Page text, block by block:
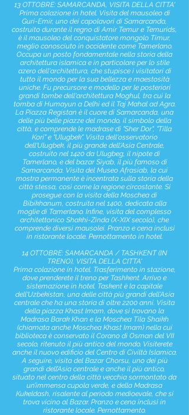
13 OTTOBRE: SAMARCANDA, VISITA DELLA CITTA'
Prima colazione in hotel. Visita del mausoleo di
Guri-Emir, uno dei capolavori di Samarcanda,
costruito durante il regno di Amir Temur e Temurids,
è il mausoleo del conquistatore mongolo Timur,
meglio conosciuto in occidente come Tamerlano.
Occupa un posto fondamentale nella storia della
architettura islamica e in particolare per lo stile
azero dell'architettura, che stupisce i visitatori di
tutto il mondo per la sua bellezza e maestosità
uniche. Fu precursore e modello per le posteriori
grandi tombe dell'architettura Moghul, tra cui la
tomba di Humayun a Delhi ed il Taj Mahal ad Agra.
La Piazza Registan è il cuore di Samarcanda, una
delle più belle piazze del mondo, il simbolo della
città, e comprende le madrase di "Sher Dor", "Tilla
Kori" e "Ulugbek". Visita dell'osservatorio
dell'Ulugbek, il più grande dell'Asia Centrale,
costruito nel 1420 da Ulugbeg, il nipote di
Tamerlano, e del bazar Siyab, il più famoso di
Samarcanda. Visita del Museo Afrasiab, la cui
mostra permanente è incentrata sulla storia della
città stessa, così come la regione circostante. Si
prosegue con la visita della Moschea di
Bibikhanum, costruita nel 1400, dedicata alla
moglie di Tamerlano. Infine, visita del complesso
architettonico Shakhi-Zinda (X-XIX secolo), che
comprende diversi mausolei. Pranzo e cena inclusi
in ristorante locale. Pernottamento in hotel.
14 OTTOBRE: SAMARCANDA / TASHKENT (IN
TRENO), VISITA DELLA CITTA'
Prima colazione in hotel. Trasferimento in stazione,
dove prenderete il treno per Tashkent. Arrivo e
sistemazione in hotel. Taskent è la capitale
dell'Uzbekistan, una delle città più grandi dell'Asia
centrale che ha una storia di oltre 2200 anni. Visita
della piazza Khast Imam, dove si trovano la
Madrasa Barak Khan e la Moschea Tila Shaikh
(chiamata anche Moschea Khast Imam) nella cui
biblioteca è conservato il Corano di Osman del VII
secolo, ritenuto il più antico del mondo. Visiterete
anche il nuovo edificio del Centro di Civiltà Islamica.
A seguire, visita del Bazar Chorsu, uno dei più
grandi dell’Asia centrale e anche il più antico,
situato nel centro della città vecchia sormontato da
un’immensa cupola verde, e della Madrasa
Kukeldash, risalente al periodo medioevale, che si
trova vicino al Bazar. Pranzo e cena inclusi in
ristorante locale. Pernottamento.